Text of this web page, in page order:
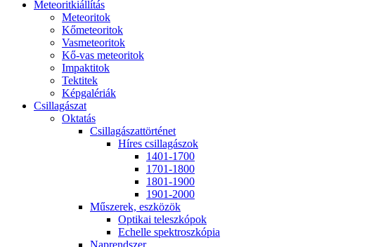
Me­te­o­rit­ki­ál­lí­tás
Me­te­o­ri­tok
Kő­me­te­o­ri­tok
Vas­me­te­o­ri­tok
Kő-vas me­te­o­ri­tok
Imp­ak­ti­tok
Tek­ti­tek
Kép­ga­lé­ri­ák
Csil­la­gá­szat
Ok­ta­tás
Csil­la­gá­szat­tör­té­net
Hí­res csil­la­gá­szok
1401-1700
1701-1800
1801-1900
1901-2000
Mű­sze­rek, esz­kö­zök
Op­ti­kai te­lesz­kó­pok
Echel­le spekt­rosz­kó­pia
Nap­rend­szer